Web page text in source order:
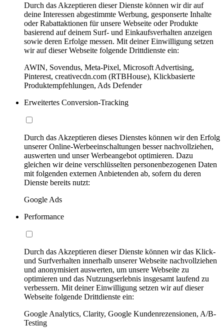
Durch das Akzeptieren dieser Dienste können wir dir auf
deine Interessen abgestimmte Werbung, gesponserte Inhalte
oder Rabattaktionen für unsere Webseite oder Produkte
basierend auf deinem Surf- und Einkaufsverhalten anzeigen
sowie deren Erfolge messen. Mit deiner Einwilligung setzen
wir auf dieser Webseite folgende Drittdienste ein:
AWIN, Sovendus, Meta-Pixel, Microsoft Advertising,
Pinterest, creativecdn.com (RTBHouse), Klickbasierte
Produktempfehlungen, Ads Defender
Erweitertes Conversion-Tracking
Durch das Akzeptieren dieses Dienstes können wir den Erfolg
unserer Online-Werbeeinschaltungen besser nachvollziehen,
auswerten und unser Werbeangebot optimieren. Dazu
gleichen wir deine verschlüsselten personenbezogenen Daten
mit folgenden externen Anbietenden ab, sofern du deren
Dienste bereits nutzt:
Google Ads
Performance
Durch das Akzeptieren dieser Dienste können wir das Klick-
und Surfverhalten innerhalb unserer Webseite nachvollziehen
und anonymisiert auswerten, um unsere Webseite zu
optimieren und das Nutzungserlebnis insgesamt laufend zu
verbessern. Mit deiner Einwilligung setzen wir auf dieser
Webseite folgende Drittdienste ein:
Google Analytics, Clarity, Google Kundenrezensionen, A/B-
Testing